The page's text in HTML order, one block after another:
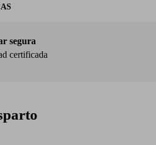
segura
certificada